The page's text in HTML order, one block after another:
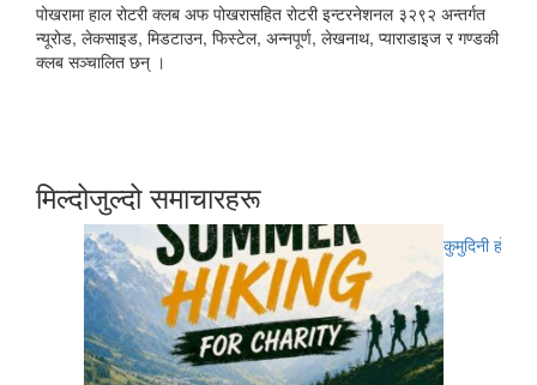
पोखरामा हाल रोटरी क्लब अफ पोखरासहित रोटरी इन्टरनेशनल ३२९२ अन्तर्गत
न्यूरोड, लेकसाइड, मिडटाउन, फिस्टेल, अन्नपूर्ण, लेखनाथ, प्याराडाइज र गण्डकी
क्लब सञ्चालित छन् ।
मिल्दोजुल्दो समाचारहरू
कुमुदिनी